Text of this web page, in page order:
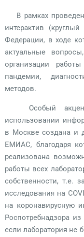
В рамках
интерактив
Федерации, в ходе
актуальные
организации
пандемии,
методов.
Особый
использовании
в Москве создана и
ЕМИАС, благодаря
реализована
работы всех
собственности, т.е.
исследования на
на коронавирусную
Роспотребнадзора
если лаборатория не